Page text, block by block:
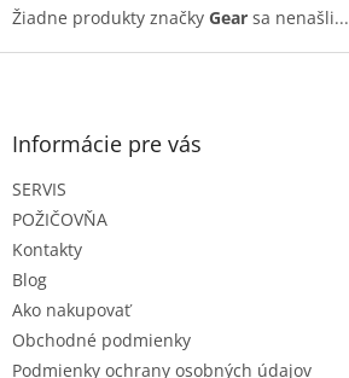
Žiadne produkty značky Gear sa nenašli...
Z
Informácie pre vás
SERVIS
POŽIČOVŇA
Kontakty
Blog
Ako nakupovať
Obchodné podmienky
Podmienky ochrany osobných údajov